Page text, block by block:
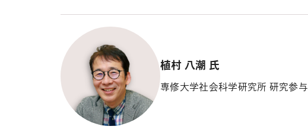
植村 八潮 氏
専修大学社会科学研究所 研究参与